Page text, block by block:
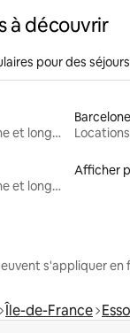
à découvrir
pour des
Locations moyenne et longue durée
Barcelone
Locations moyenne et longue durée
Afficher
s'appliquer
Île-de-France